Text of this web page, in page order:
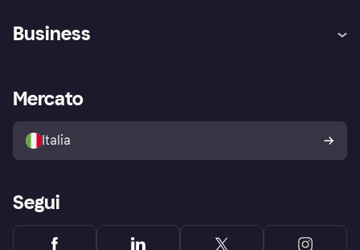
Esplora i negozi
Politica di protezione
dell'acquirente Klarna
Business
Accesso aziende
Mercato
Italia
Segui